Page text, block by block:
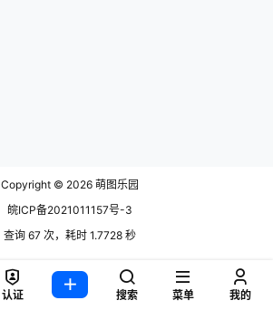
Copyright © 2026 萌图乐园
皖ICP备2021011157号-3
查询 67 次，耗时 1.7728 秒
认证 搜索 菜单 我的